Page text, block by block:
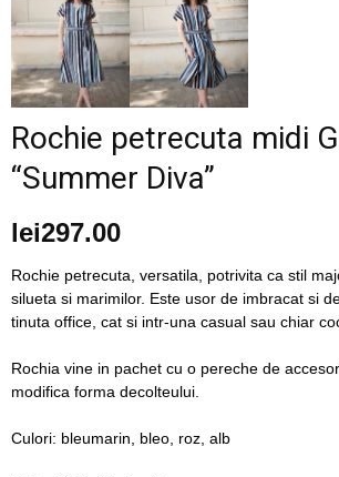
lifestyle
blog
GIA
Rochie petrecuta midi
“Summer Diva”
lei297.00
Rochie petrecuta, versatila, potrivita ca stil
silueta si marimilor. Este usor de imbracat si
tinuta office, cat si intr-una casual sau chiar
Rochia vine in pachet cu o pereche de
modifica forma decolteului.
Culori: bleumarin, bleo, roz, alb